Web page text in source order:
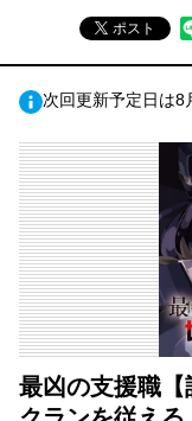
ポスト
次回更新予定日は8
最凶の支援職